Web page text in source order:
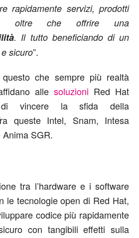
rapidamente servizi, prodotti
oltre cheoffrire una
. Il tutto beneficiando di un
sicuro”.
che sempre più realtà
alle soluzioni Red Hat
di vincere la sfida della
queste Intel, Snam, Intesa
SGR.
tra l’hardware e i software
le tecnologie open di Red Hat,
codice più rapidamente
con tangibili effetti sulla